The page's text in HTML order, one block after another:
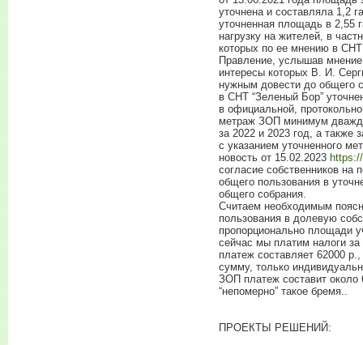
уточнена и составляла 1,2
уточненная площадь в 2,55
нагрузку на жителей, в
которых по ее мнению в
Правление, услышав
интересы которых В. И.
нужным довести до общего
в СНТ “Зеленый Бор”
в официальной,
метраж ЗОП минимум
за 2022 и 2023 год, а также
с указанием уточненного
новость от 15.02.2023
согласие собственников на
общего пользования в
общего собрания.
Считаем необходимым
пользования в долевую
пропорционально площади
сейчас мы платим налоги
платеж составляет 62000
сумму, только
ЗОП платеж составит около
“непомерно” такое бремя..
ПРОЕКТЫ РЕШЕНИЙ: